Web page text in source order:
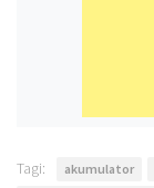
Tagi: akumulator